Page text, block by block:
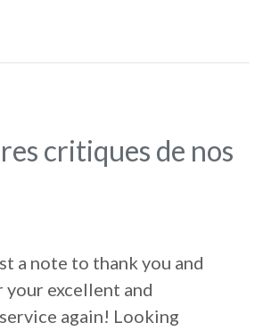
critiques de nos
a note to thank you and
excellent and
again! Looking